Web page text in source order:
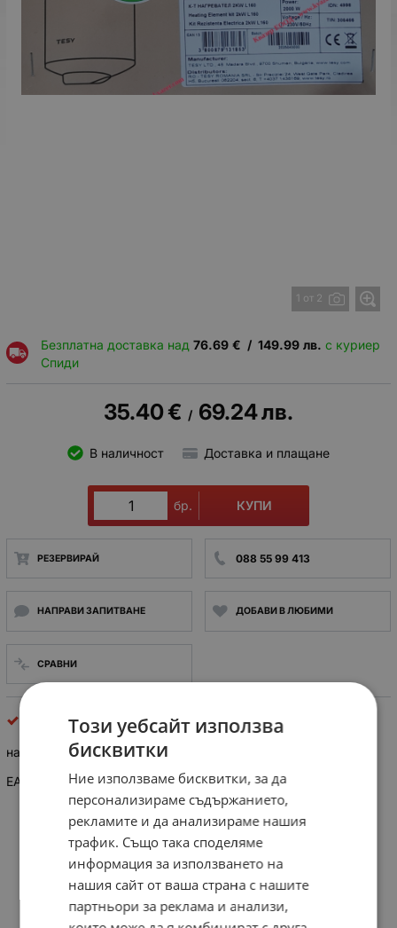
1 от 2
Безплатна доставка над 76.69 € / 149.99 лв. с куриер
Спиди
35.40€ / 69.24лв.
В наличност Доставка и плащане
бр. КУПИ
РЕЗЕРВИРАЙ 088 55 99 413
НАПРАВИ ЗАПИТВАНЕ ДОБАВИ В ЛЮБИМИ
СРАВНИ
Нагреватели и котлони
нагревател 2kW L160 TESY, оригинален комплект
EAN: 3800879131853
Този уебсайт използва
бисквитки
Ние използваме бисквитки, за да
персонализираме съдържанието,
рекламите и да анализираме нашия
трафик. Също така споделяме
информация за използването на
нашия сайт от ваша страна с нашите
партньори за реклама и анализи,